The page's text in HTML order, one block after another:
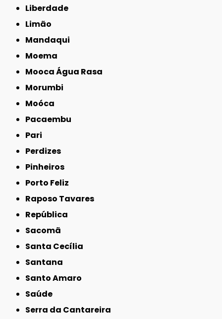
Liberdade
Limão
Mandaqui
Moema
Mooca Água Rasa
Morumbi
Moóca
Pacaembu
Pari
Perdizes
Pinheiros
Porto Feliz
Raposo Tavares
República
Sacomã
Santa Cecília
Santana
Santo Amaro
Saúde
Serra da Cantareira